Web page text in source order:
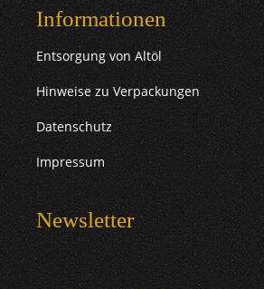
Informationen
Entsorgung von Altöl
Hinweise zu Verpackungen
Datenschutz
Impressum
Newsletter